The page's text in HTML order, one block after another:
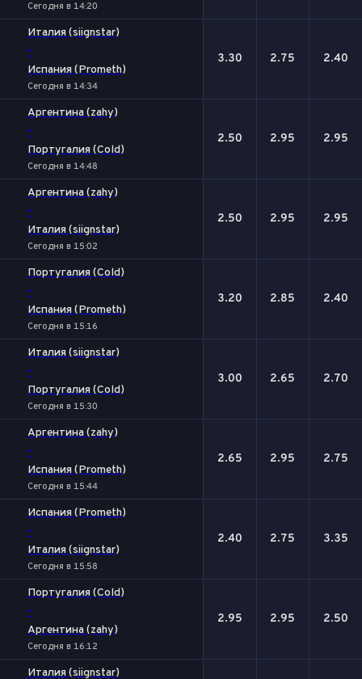
Сегодня в 14:20
Италия (siignstar)
-
Испания (Prometh)
Сегодня в 14:34
3.30 2.75 2.40
Аргентина (zahy)
-
Португалия (Cold)
Сегодня в 14:48
2.50 2.95 2.95
Аргентина (zahy)
-
Италия (siignstar)
Сегодня в 15:02
2.50 2.95 2.95
Португалия (Cold)
-
Испания (Prometh)
Сегодня в 15:16
3.20 2.85 2.40
Италия (siignstar)
-
Португалия (Cold)
Сегодня в 15:30
3.00 2.65 2.70
Аргентина (zahy)
-
Испания (Prometh)
Сегодня в 15:44
2.65 2.95 2.75
Испания (Prometh)
-
Италия (siignstar)
Сегодня в 15:58
2.40 2.75 3.35
Португалия (Cold)
-
Аргентина (zahy)
Сегодня в 16:12
2.95 2.95 2.50
Италия (siignstar)